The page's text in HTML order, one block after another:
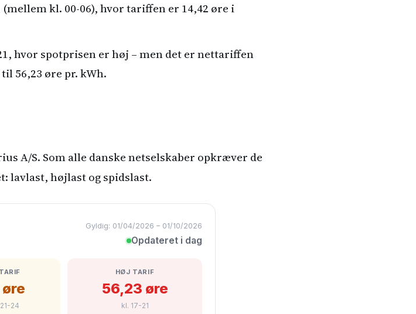
kl. 00-06), hvor tariffen er 14,42 øre i
hvor spotprisen er høj – men det er nettariffen
56,23 øre pr. kWh.
A/S. Som alle danske netselskaber opkræver de
lavlast, højlast og spidslast.
Gyldig: 01/04/2026 – 01/10/2026
Opdateret i dag
24
HØJ TARIF
56,23 øre
kl. 17-21